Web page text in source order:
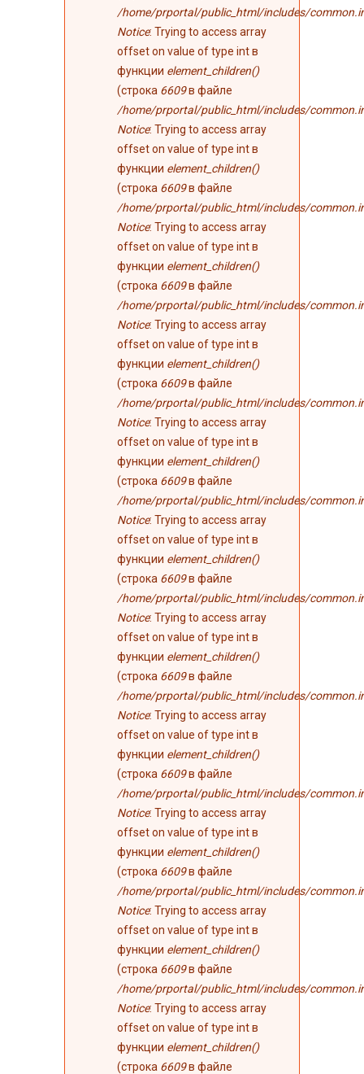
/home/prportal/public_html/includes/
Notice: Trying to access array
offset on value of type int в
функции element_children()
(строка 6609в файле
/home/prportal/public_html/includes/
Notice: Trying to access array
offset on value of type int в
функции element_children()
(строка 6609в файле
/home/prportal/public_html/includes/
Notice: Trying to access array
offset on value of type int в
функции element_children()
(строка 6609в файле
/home/prportal/public_html/includes/
Notice: Trying to access array
offset on value of type int в
функции element_children()
(строка 6609в файле
/home/prportal/public_html/includes/
Notice: Trying to access array
offset on value of type int в
функции element_children()
(строка 6609в файле
/home/prportal/public_html/includes/
Notice: Trying to access array
offset on value of type int в
функции element_children()
(строка 6609в файле
/home/prportal/public_html/includes/
Notice: Trying to access array
offset on value of type int в
функции element_children()
(строка 6609в файле
/home/prportal/public_html/includes/
Notice: Trying to access array
offset on value of type int в
функции element_children()
(строка 6609в файле
/home/prportal/public_html/includes/
Notice: Trying to access array
offset on value of type int в
функции element_children()
(строка 6609в файле
/home/prportal/public_html/includes/
Notice: Trying to access array
offset on value of type int в
функции element_children()
(строка 6609в файле
/home/prportal/public_html/includes/
Notice: Trying to access array
offset on value of type int в
функции element_children()
(строка 6609в файле